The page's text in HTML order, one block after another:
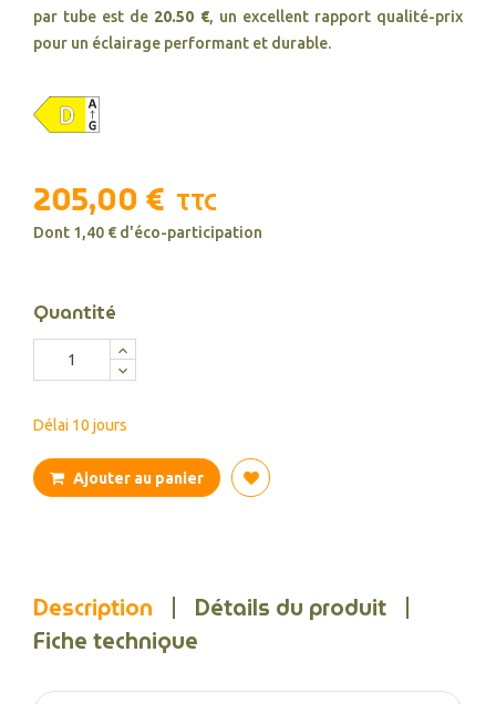
par tube est de 20.50 €, un excellent rapport qualité-prix
pour un éclairage performant et durable.
205,00 € TTC
Dont 1,40 € d'éco-participation
Quantité
Délai 10 jours
Ajouter au panier
Description
Détails du produit
Fiche technique